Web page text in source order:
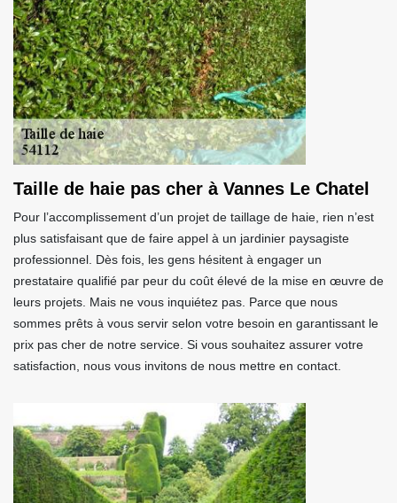
Taille de haie pas cher à Vannes Le Chatel
Pour l’accomplissement d’un projet de taillage de haie, rien n’est
plus satisfaisant que de faire appel à un jardinier paysagiste
professionnel. Dès fois, les gens hésitent à engager un
prestataire qualifié par peur du coût élevé de la mise en œuvre de
leurs projets. Mais ne vous inquiétez pas. Parce que nous
sommes prêts à vous servir selon votre besoin en garantissant le
prix pas cher de notre service. Si vous souhaitez assurer votre
satisfaction, nous vous invitons de nous mettre en contact.